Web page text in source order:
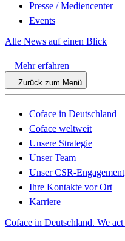
Presse / Mediencenter
Events
Alle News auf einen Blick
Mehr erfahren
Zurück zum Menü
Coface in Deutschland
Coface weltweit
Unsere Strategie
Unser Team
Unser CSR-Engagement
Ihre Kontakte vor Ort
Karriere
Coface in Deutschland. We